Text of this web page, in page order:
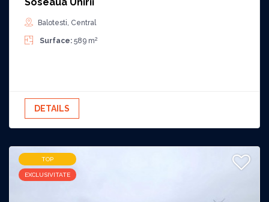
Balotesti, Central
Surface: 589 m2
DETAILS
TOP
EXCLUSIVITATE